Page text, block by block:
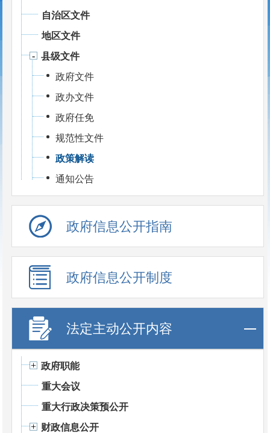
自治区文件
地区文件
县级文件
政府文件
政办文件
政府任免
规范性文件
政策解读
通知公告
政府信息公开指南
政府信息公开制度
法定主动公开内容
政府职能
重大会议
重大行政决策预公开
财政信息公开